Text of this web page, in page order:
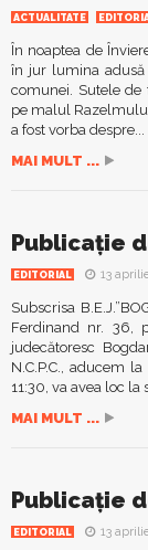
ACTUALITATE
În noaptea de
în jur lumina
comunei. Sutele de
pe malul
a fost vorba despre...
MAI MULT ...
Publicație
EDITORIAL 13
Subscrisa
Ferdinand nr. 36,
judecătoresc
N.C.P.C., aducem
11:30, va avea loc la
MAI MULT ...
Publicație
EDITORIAL 13